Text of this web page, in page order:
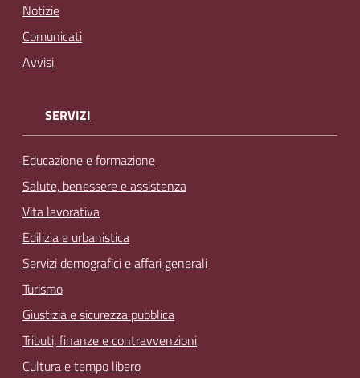
Notizie
Comunicati
Avvisi
SERVIZI
Educazione e formazione
Salute, benessere e assistenza
Vita lavorativa
Edilizia e urbanistica
Servizi demografici e affari generali
Turismo
Giustizia e sicurezza pubblica
Tributi, finanze e contravvenzioni
Cultura e tempo libero